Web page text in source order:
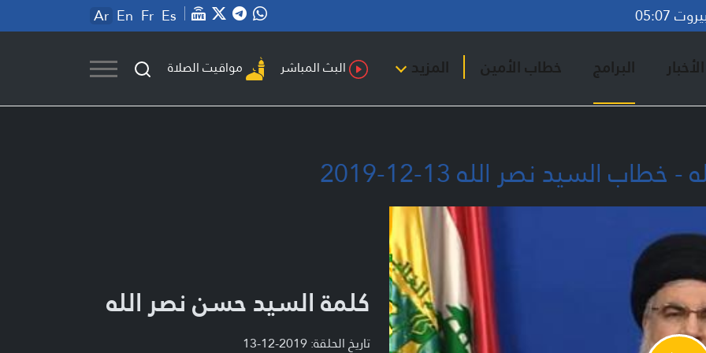
05:07
Ar En Fr Es
البرامج خطاب الأمين المزيد البث المباشر مواقيت الصلاة
السيد نصر الله 13-12-2019
كلمة السيد حسن نصر الله
تاريخ الحلقة: 2019-12-13